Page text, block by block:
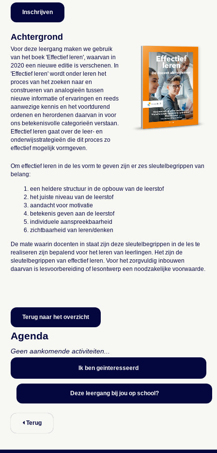
Inschrijven
Achtergrond
Voor deze leergang maken we gebruik
van het boek 'Effectief leren', waarvan in
2020 een nieuwe editie is verschenen. In
'Effectief leren' wordt onder leren het
proces van het zoeken naar en
construeren van analogieën tussen
nieuwe informatie of ervaringen en reeds
aanwezige kennis en het voortdurend
ordenen en herordenen daarvan in voor
ons betekenisvolle categorieën verstaan.
Effectief leren gaat over de leer- en
onderwijsstrategieën die dit proces zo
effectief mogelijk vormgeven.
Om effectief leren in de les vorm te geven zijn er zes sleutelbegrippen van
belang:
een heldere structuur in de opbouw van de leerstof
het juiste niveau van de leerstof
aandacht voor motivatie
betekenis geven aan de leerstof
individuele aanspreekbaarheid
zichtbaarheid van leren/denken
De mate waarin docenten in staat zijn deze sleutelbegrippen in de les te
realiseren zijn bepalend voor het leren van leerlingen. Het zijn de
sleutelbegrippen van effectief leren. Voor het zorgvuldig inbouwen
daarvan is lesvoorbereiding of lesontwerp een noodzakelijke voorwaarde.
Terug naar het overzicht
Agenda
Geen aankomende activiteiten...
Ik ben geïnteresseerd
Deze leergang bij jou op school?
Terug